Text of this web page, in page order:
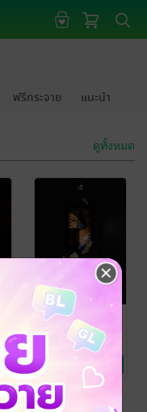
ฟรีกระจาย แนะนำ
ดูทั้งหมด
ธีรัญ
Sinmahut/
Unnada
Publishing
ความรู้สึกดีๆ (Feel
6 Rating